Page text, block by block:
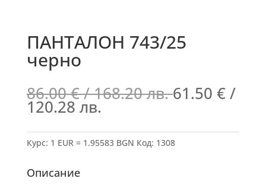
ПАНТАЛОН 743/25
черно
86.00€/ 168.20 лв.61.50 €/
120.28 лв.
Курс: 1 EUR = 1.95583 BGN Код: 1308
Описание